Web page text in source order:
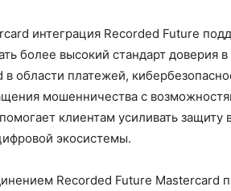
интеграция Recorded Future
более высокий стандарт доверия
в области платежей,
мошенничества с
клиентам усиливать защиту
экосистемы.
Recorded Future Mastercard